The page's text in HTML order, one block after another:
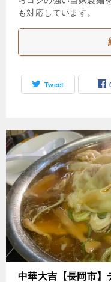
も対応しています。
Tweet
中華大吉【長岡市】